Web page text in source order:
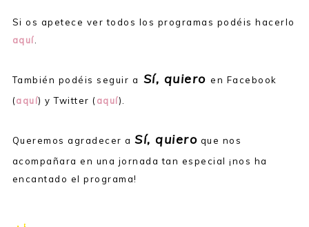
Si os apetece ver todos los programas podéis hacerlo
aquí.
También podéis seguir a Sí, quieroen Facebook
(aquí) y Twitter ( aquí).
Queremos agradecer aSí, quiero que nos
acompañara en una jornada tan especial ¡nos ha
encantado el programa!